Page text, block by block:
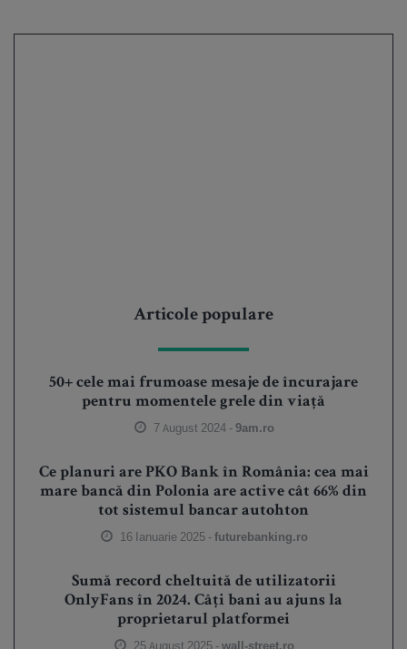
Articole populare
50+ cele mai frumoase mesaje de încurajare
pentru momentele grele din viață
7 August 2024 -9am.ro
Ce planuri are PKO Bank în România: cea mai
mare bancă din Polonia are active cât 66% din
tot sistemul bancar autohton
16 Ianuarie 2025 -futurebanking.ro
Sumă record cheltuită de utilizatorii
OnlyFans în 2024. Câți bani au ajuns la
proprietarul platformei
25 August 2025 -wall-street.ro